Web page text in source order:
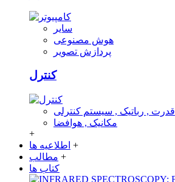
سایر
هوش مصنوعی
پردازش تصویر
کنترل
قدرت , رباتیک , سیستم کنترلی
مکانیک , هوافضا
+
اطلاعیه ها +
مطالب +
کتاب ها